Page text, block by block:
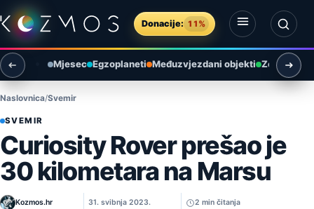
Preskoči na sadržaj
Donacije: 11%
Otvori izbornik
Otvori pretragu
Mjesec Egzoplaneti Međuzvjezdani objekti Zemlja i
Naslovnica Svemir
SVEMIR
Curiosity Rover prešao je
30 kilometara na Marsu
Kozmos.hr 31. svibnja 2023. 2 min čitanja